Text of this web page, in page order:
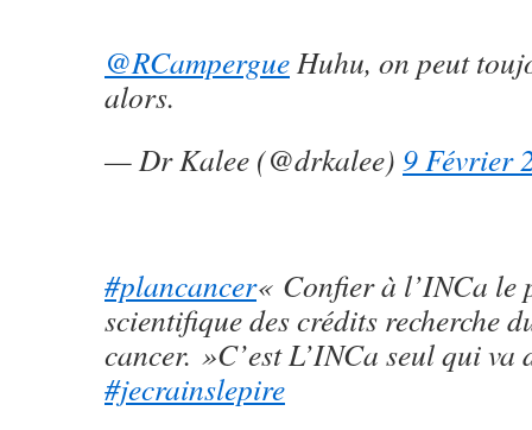
@RCampergueHuhu, on peut
alors.
— Dr Kalee (@drkalee) 9 Février
#plancancer« Confier à l’INCa le
scientifique des crédits recherche
cancer. »C’est L’INCa seul qui va
#jecrainslepire